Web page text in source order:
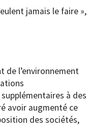
jamais le faire »,
de l’environnement
à des
avoir augmenté ce
des sociétés,